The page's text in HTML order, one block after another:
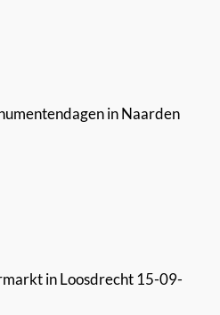
in Naarden
in Loosdrecht 15-09-